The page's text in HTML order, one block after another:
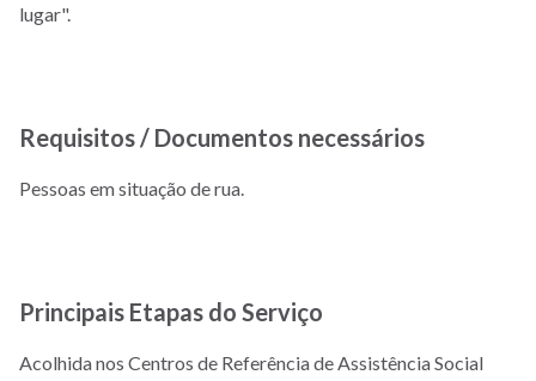
lugar".
Requisitos / Documentos necessários
Pessoas em situação de rua.
Principais Etapas do Serviço
Acolhida nos Centros de Referência de Assistência Social